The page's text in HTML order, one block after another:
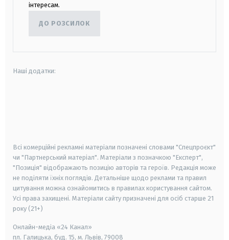
інтересам.
ДО РОЗСИЛОК
Наші додатки:
Всі комерційні рекламні матеріали позначені словами "Спецпроєкт"
чи "Партнерський матеріал". Матеріали з позначкою "Експерт",
"Позиція" відображають позицію авторів та героїв. Редакція може
не поділяти їхніх поглядів. Детальніше щодо реклами та правил
цитування можна ознайомитись в правилах користування сайтом.
Усі права захищені. Матеріали сайту призначені для осіб старше 21
року (21+)
Онлайн-медіа «24 Канал»
пл. Галицька, буд. 15, м. Львів, 79008